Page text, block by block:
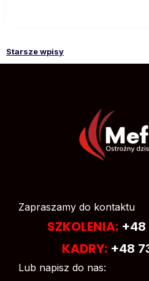
Nawigacja
wpisach
Starsze wpisy
Zapraszamy do kontaktu
SZKOLENIA: +48
KADRY: +48
Lub napisz do nas: